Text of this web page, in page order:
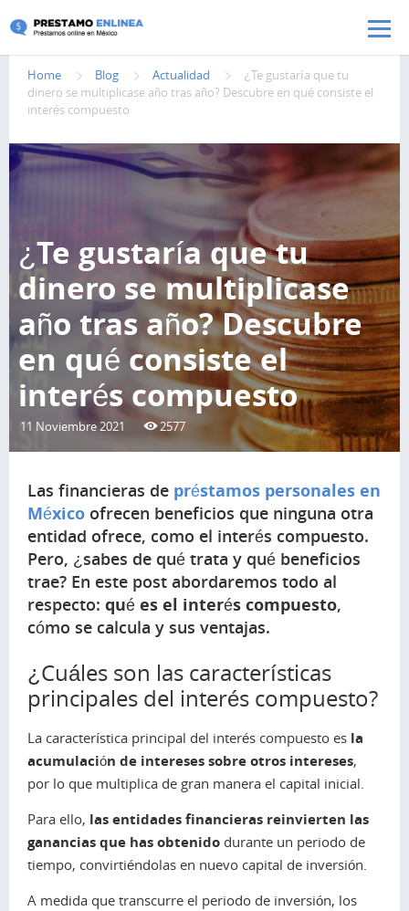
Pasar al contenido principal
Home Blog Actualidad
¿Te gustaría que tu
dinero se multiplicase año tras año? Descubre en qué consiste el
interés compuesto
¿Te gustaría que tu
dinero se multiplicase
año tras año? Descubre
en qué consiste el
interés compuesto
11 Noviembre 2021 2577
Las financieras de préstamos personales en
México ofrecen beneficios que ninguna otra
entidad ofrece, como el interés compuesto.
Pero, ¿sabes de qué trata y qué beneficios
trae? En este post abordaremos todo al
respecto: qué es el interés compuesto,
cómo se calcula y sus ventajas.
¿Cuáles son las características
principales del interés compuesto?
La característica principal del interés compuesto es la
acumulación de intereses sobre otros intereses,
por lo que multiplica de gran manera el capital inicial.
Para ello, las entidades financieras reinvierten las
ganancias que has obtenido durante un periodo de
tiempo, convirtiéndolas en nuevo capital de inversión.
A medida que transcurre el periodo de inversión, los